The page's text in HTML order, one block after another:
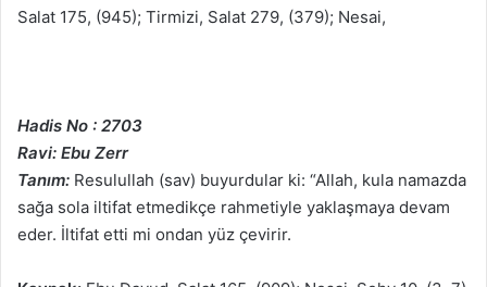
Salat 175, (945); Tirmizi, Salat 279, (379); Nesai,
Hadis No : 2703
Ravi: Ebu Zerr
Tanım: Resulullah (sav) buyurdular ki: “Allah, kula namazda
sağa sola iltifat etmedikçe rahmetiyle yaklaşmaya devam
eder. İltifat etti mi ondan yüz çevirir.